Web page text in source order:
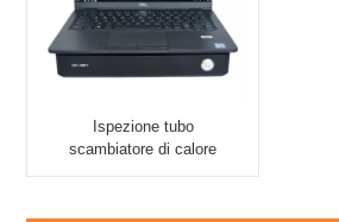
Ispezione tubo
scambiatore di calore